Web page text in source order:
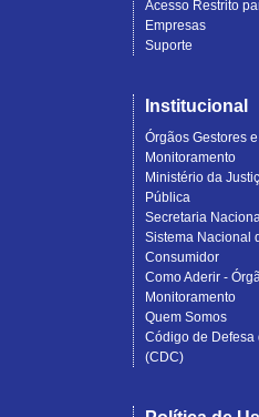
Acesso Restrito
Empresas
Suporte
Institucional
Órgãos Gestores
Monitoramento
Ministério da
Pública
Secretaria
Sistema Nacional
Consumidor
Como Aderir -
Monitoramento
Quem Somos
Código de Defesa
(CDC)